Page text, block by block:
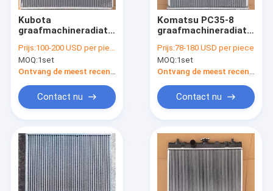
Kubota
graafmachineradiator
warmtewisselaar |
Industriële kwaliteit
volledig aluminium
Prijs:100-200 USD per piece
MOQ:1set
Contact nu
Komatsu PC35-8
graafmachineradiator
Volledige
eenheidsmontage |
OEM-
Prijs:78-180 USD per piece
MOQ:1set
Contact nu